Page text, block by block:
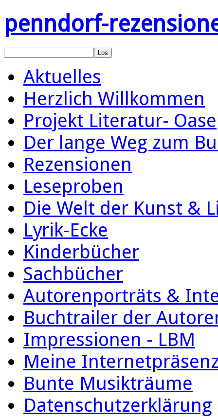
penndorf-
Aktuelles
Herzlich Willkommen
Projekt Literatur- Oase
Der lange Weg zum
Rezensionen
Leseproben
Die Welt der Kunst &
Lyrik-Ecke
Kinderbücher
Sachbücher
Autorenporträts &
Buchtrailer der
Impressionen - LBM
Meine
Bunte Musikträume
Datenschutzerklärung